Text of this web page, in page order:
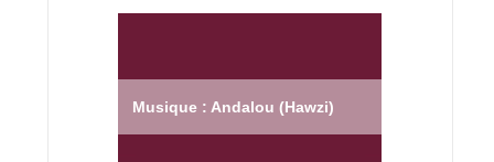
Musique : Andalou (Hawzi)